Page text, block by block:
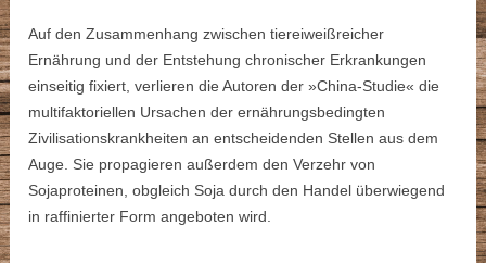
Auf den Zusammenhang zwischen tiereiweißreicher
Ernährung und der Entstehung chronischer Erkrankungen
einseitig fixiert, verlieren die Autoren der »China-Studie« die
multifaktoriellen Ursachen der ernährungsbedingten
Zivilisationskrankheiten an entscheidenden Stellen aus dem
Auge. Sie propagieren außerdem den Verzehr von
Sojaproteinen, obgleich Soja durch den Handel überwiegend
in raffinierter Form angeboten wird.